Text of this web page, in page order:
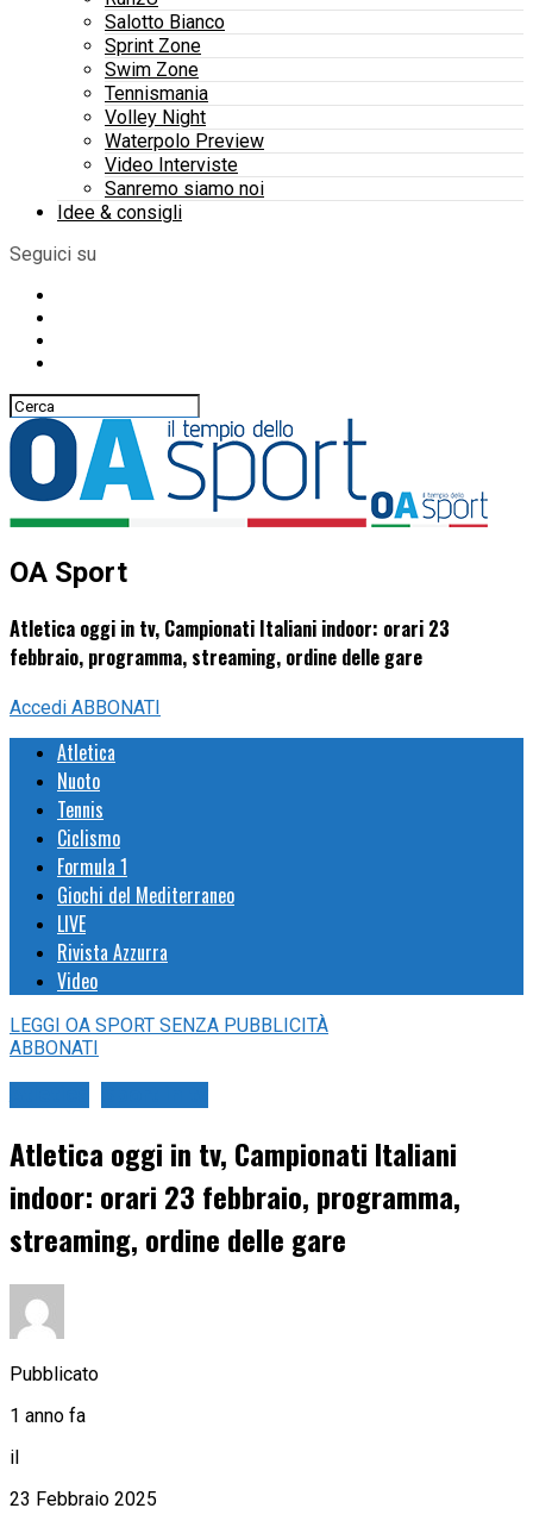
Salotto Bianco
Sprint Zone
Swim Zone
Tennismania
Volley Night
Waterpolo Preview
Video Interviste
Sanremo siamo noi
Idee & consigli
Seguici su
OA Sport
Atletica oggi in tv, Campionati Italiani indoor: orari 23
febbraio, programma, streaming, ordine delle gare
Accedi ABBONATI
Atletica
Nuoto
Tennis
Ciclismo
Formula 1
Giochi del Mediterraneo
LIVE
Rivista Azzurra
Video
LEGGI OA SPORT SENZA PUBBLICITÀ
ABBONATI
Atletica oggi in tv, Campionati Italiani
indoor: orari 23 febbraio, programma,
streaming, ordine delle gare
Pubblicato
1 anno fa
il
23 Febbraio 2025